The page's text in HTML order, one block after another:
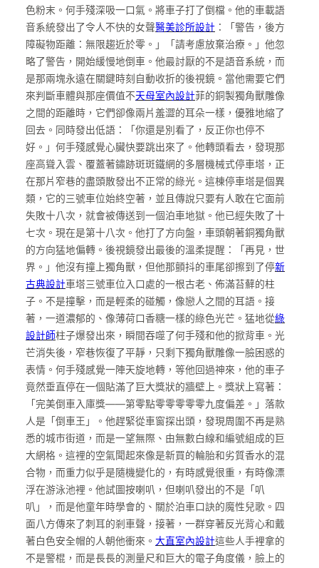
色粉末。何手殘深吸一口氣。將車子打了倒檔。他的車載語
音系統發出了令人不快的女聲醫美診所設計 ：「警告，後方
障礙物距離：無限趨近於零。」「請考慮放棄治療。」他忽
略了警告，開始緩慢地倒車。他最討厭的不是語音系統，而
是那兩塊永遠在關鍵時刻自動收折的後視鏡。當他需要它們
來判斷車體與那座價值不天母室內設計菲的銅製獨角獸雕像
之間的距離時，它們卻像兩片羞澀的耳朵一樣，優雅地縮了
回去。同時發出低語：「你還是別看了，反正你也停不
好。」何手殘感覺心臟快要跳出來了。他轉頭看去，發現那
座高聳入雲、覆蓋著鏽跡斑斑鐵網的多層機械式停車塔，正
在那片窄巷的盡頭散發出不正常的綠光。這棟停車塔是個異
類，它的三號車位始終空著，並且傳說只要有人敢在它面前
失敗十八次，就會被傳送到一個泊車地獄。他已經失敗了十
七次。現在是第十八次。他打了方向盤，車頭朝著銅獨角獸
的方向猛地偏轉。後視鏡發出最後的溫柔提醒：「再見，世
界。」他沒有撞上獨角獸，但他那顫抖的車尾卻擦到了停新
古典設計車塔三號車位入口處的一根古老、佈滿苔蘚的柱
子。不是撞擊，而是輕柔的碰觸，像戀人之間的耳語。接
著，一道濃郁的、像薄荷口香糖一樣的綠色光芒。猛地從綠
設計師柱子爆發出來，瞬間吞噬了何手殘和他的掀背車。光
芒消失後，窄巷恢復了平靜，只剩下獨角獸雕像一臉困惑的
表情。何手殘感覺一陣天旋地轉，等他回過神來，他的車子
竟然垂直停在一個貼滿了巨大獎狀的牆壁上。獎狀上寫著：
「完美倒車入庫獎——第零點零零零零零九度偏差。」落款
人是「倒車王」。他趕緊從車窗探出頭，發現周圍不再是熟
悉的城市街道，而是一望無際、由無數白線和編號組成的巨
大網格。這裡的空氣聞起來像是新買的輪胎和劣質香水的混
合物，而重力似乎是隨機變化的，有時感覺很重，有時像漂
浮在游泳池裡。他試圖按喇叭，但喇叭發出的不是「叭
叭」，而是他童年時學會的、關於泊車口訣的魔性兒歌。四
面八方傳來了刺耳的剎車聲，接著，一群穿著反光背心和戴
著白色安全帽的人朝他衝來。 大直室內設計這些人手裡拿的
不是警棍，而是長長的測量尺和巨大的電子角度儀，臉上的